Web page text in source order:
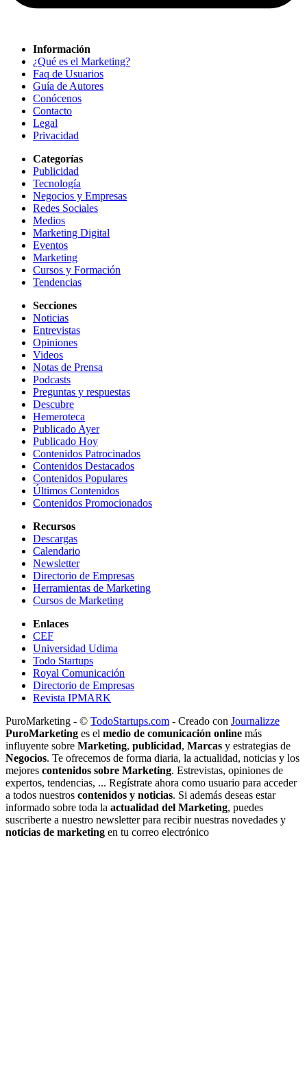
Información
¿Qué es el Marketing?
Faq de Usuarios
Guía de Autores
Conócenos
Contacto
Legal
Privacidad
Categorías
Publicidad
Tecnología
Negocios y Empresas
Redes Sociales
Medios
Marketing Digital
Eventos
Marketing
Cursos y Formación
Tendencias
Secciones
Noticias
Entrevistas
Opiniones
Videos
Notas de Prensa
Podcasts
Preguntas y respuestas
Descubre
Hemeroteca
Publicado Ayer
Publicado Hoy
Contenidos Patrocinados
Contenidos Destacados
Contenidos Populares
Últimos Contenidos
Contenidos Promocionados
Recursos
Descargas
Calendario
Newsletter
Directorio de Empresas
Herramientas de Marketing
Cursos de Marketing
Enlaces
CEF
Universidad Udima
Todo Startups
Royal Comunicación
Directorio de Empresas
Revista IPMARK
PuroMarketing - © TodoStartups.com - Creado con Journalizze
PuroMarketing es el medio de comunicación online más
influyente sobre Marketing, publicidad, Marcas y estrategias de
Negocios. Te ofrecemos de forma diaria, la actualidad, noticias y los
mejores contenidos sobre Marketing. Estrevistas, opiniones de
expertos, tendencias, ... Regístrate ahora como usuario para acceder
a todos nuestros contenidos y noticias. Si además deseas estar
informado sobre toda la actualidad del Marketing, puedes
suscriberte a nuestro newsletter para recibir nuestras novedades y
noticias de marketing en tu correo electrónico